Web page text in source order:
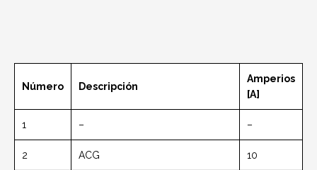
Número Descripción
Amperios
[A]
1 – –
2 ACG 10